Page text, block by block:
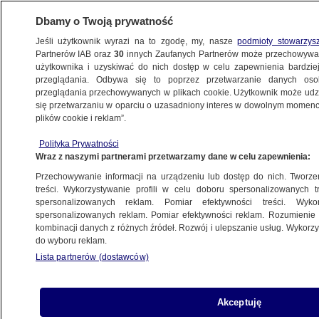
SZCZECIN
do Szczecina. Wiadomo dlaczego
Oprac.Rafał Molenda
25.05.2026, 14:13
Posłuchaj artykułu
Czyta lektor AI
Dbamy o Twoją prywatność
Jeśli użytkownik wyrazi na to zgodę, my, naszepodmioty
Partnerów IAB oraz30 innych Zaufanych Partnerów może
użytkownika i uzyskiwać do nich dostęp w celu zapewnienia
przeglądania. Odbywa się to poprzez przetwarzanie danych
przeglądania przechowywanych w plikach cookie. Użytkownik może
się przetwarzaniu w oparciu o uzasadniony interes w dowolnym
plików cookie i reklam”.
Polityka Prywatności
Wraz z naszymi partnerami przetwarzamy dane w celu zapewnienia:
Przechowywanie informacji na urządzeniu lub dostęp do nich.
treści. Wykorzystywanie profili w celu doboru spersonalizowanych
spersonalizowanych reklam. Pomiar efektywności treści.
spersonalizowanych reklam. Pomiar efektywności reklam.
kombinacji danych z różnych źródeł. Rozwój i ulepszanie usług.
do wyboru reklam.
Lista partnerów (dostawców)
Akceptuję